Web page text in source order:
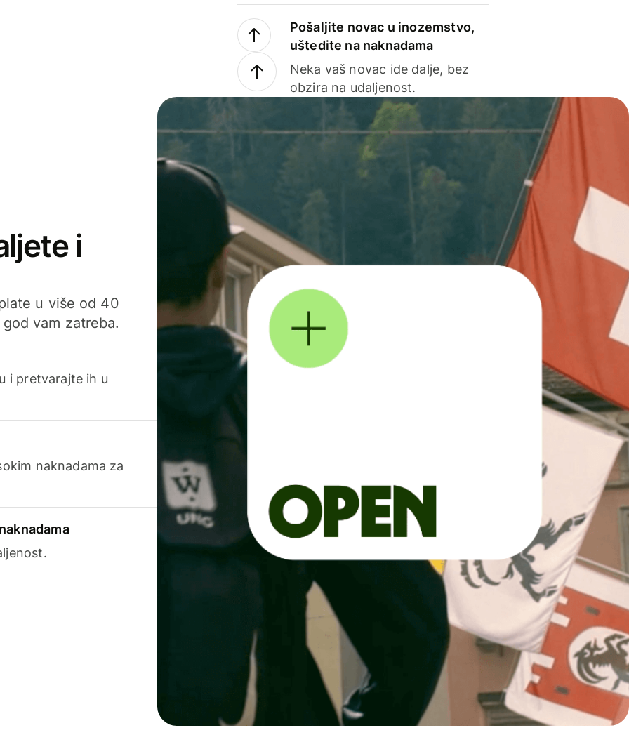
Pošaljite novac u inozemstvo,
uštedite na naknadama
Neka vaš novac ide dalje, bez
obzira na udaljenost.
i
u više od 40
vam zatreba.
i pretvarajte ih u
naknadama za